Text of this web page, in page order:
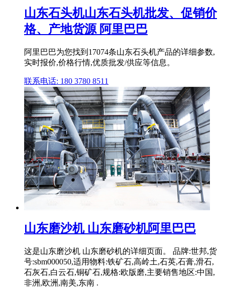
山东石头机山东石头机批发、促销价
格、产地货源 阿里巴巴
阿里巴巴为您找到17074条山东石头机产品的详细参数,
实时报价,价格行情,优质批发/供应等信息。
联系电话: 180 3780 8511
山东磨沙机 山东磨砂机阿里巴巴
这是山东磨沙机 山东磨砂机的详细页面。 品牌:世邦,货
号:sbm000050,适用物料:铁矿石,高岭土,石英,石膏,滑石,
石灰石,白云石,铜矿石,规格:欧版磨,主要销售地区:中国,
非洲,欧洲,南美,东南 .